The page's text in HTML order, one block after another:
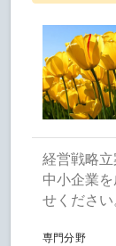
経営戦略立
中小企業
せください
専門分野